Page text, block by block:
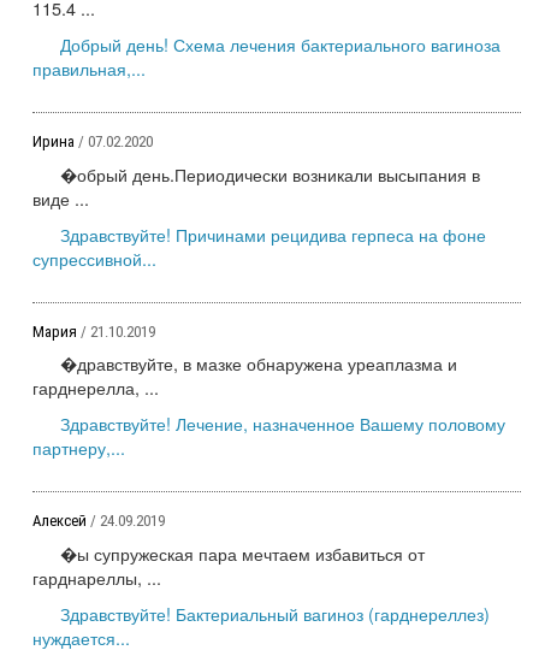
115.4 ...
Добрый день! Схема лечения бактериального вагиноза
правильная,...
Ирина / 07.02.2020
�обрый день.Периодически возникали высыпания в
виде ...
Здравствуйте! Причинами рецидива герпеса на фоне
супрессивной...
Мария / 21.10.2019
�дравствуйте, в мазке обнаружена уреаплазма и
гарднерелла, ...
Здравствуйте! Лечение, назначенное Вашему половому
партнеру,...
Алексей / 24.09.2019
�ы супружеская пара мечтаем избавиться от
гарднареллы, ...
Здравствуйте! Бактериальный вагиноз (гарднереллез)
нуждается...